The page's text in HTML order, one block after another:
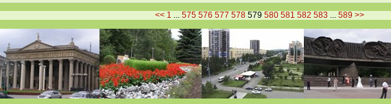
<< 1 ... 575 576 577 578 579 580 581 582 583 ... 589 >>